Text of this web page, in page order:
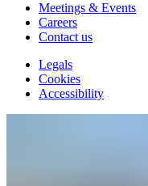
Meetings & Events
Careers
Contact us
Legals
Cookies
Accessibility